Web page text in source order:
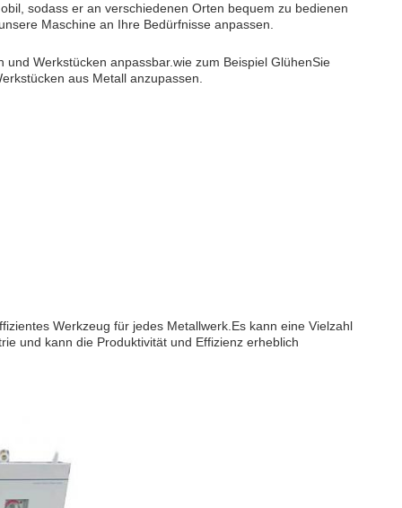
sodass er an verschiedenen Orten bequem zu bedienen
Maschine an Ihre Bedürfnisse anpassen.
Werkstücken anpassbar.wie zum Beispiel GlühenSie
aus Metall anzupassen.
Werkzeug für jedes Metallwerk.Es kann eine Vielzahl
und kann die Produktivität und Effizienz erheblich